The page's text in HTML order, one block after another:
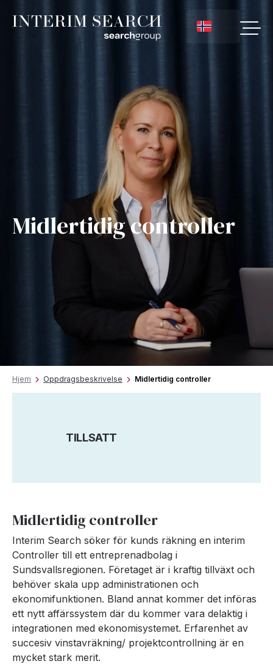
Midlertidig controller
Hjem Oppdragsbeskrivelse Midlertidig controller
TILLSATT
Midlertidig controller
Interim Search söker för kunds räkning en interim
Controller till ett entreprenadbolag i
Sundsvallsregionen. Företaget är i kraftig tillväxt och
behöver skala upp administrationen och
ekonomifunktionen. Bland annat kommer det införas
ett nytt affärssystem där du kommer vara delaktig i
integrationen med ekonomisystemet. Erfarenhet av
succesiv vinstavräkning/ projektcontrollning är en
mycket stark merit.